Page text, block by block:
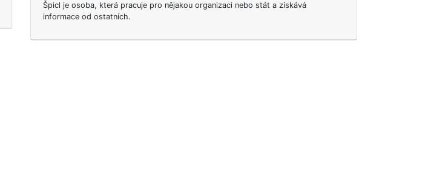
Špicl je osoba, která pracuje pro nějakou organizaci nebo stát a získává
informace od ostatních.